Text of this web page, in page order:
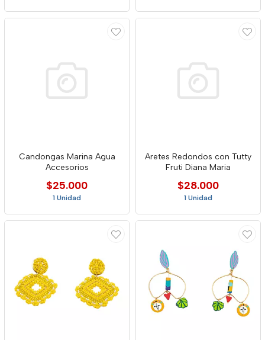
Candongas Marina Agua
Accesorios
$25.000
1 Unidad
Aretes Redondos con Tutty
Fruti Diana Maria
$28.000
1 Unidad